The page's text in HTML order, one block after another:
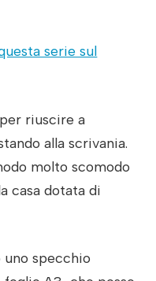
serie sul
riuscire a
alla scrivania.
molto scomodo
casa dotata di
specchio